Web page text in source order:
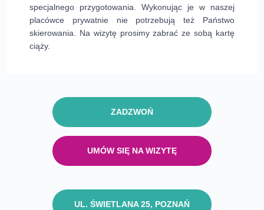
specjalnego przygotowania. Wykonując je w naszej
placówce prywatnie nie potrzebują też Państwo
skierowania. Na wizytę prosimy zabrać ze sobą kartę
ciąży.
ZADZWOŃ
UMÓW SIĘ NA WIZYTĘ
UL. ŚWIETLANA 25, POZNAŃ